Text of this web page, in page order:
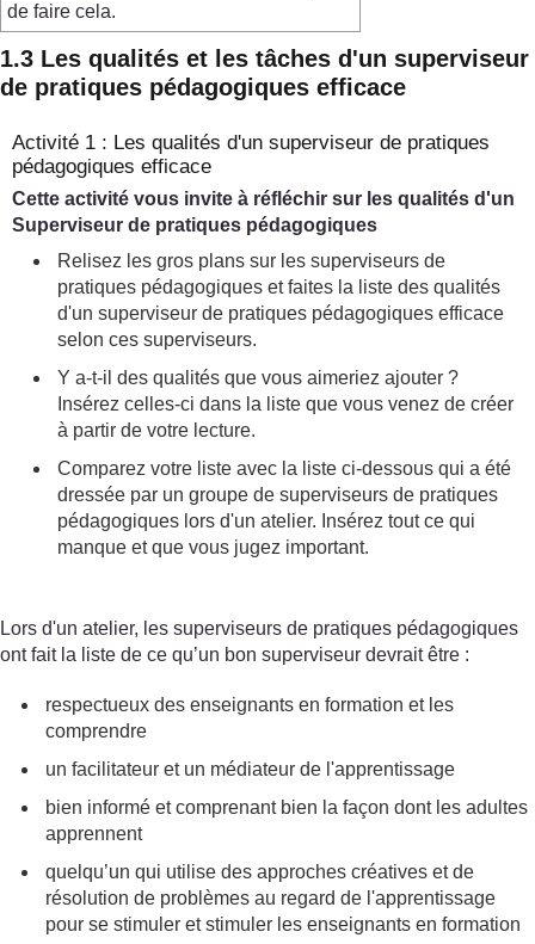
de faire cela.
1.3 Les qualités et les tâches d'un superviseur
de pratiques pédagogiques efficace
Activité 1 : Les qualités d'un superviseur de pratiques
pédagogiques efficace
Cette activité vous invite à réfléchir sur les qualités d'un
Superviseur de pratiques pédagogiques
Relisez les gros plans sur les superviseurs de
pratiques pédagogiques et faites la liste des qualités
d'un superviseur de pratiques pédagogiques efficace
selon ces superviseurs.
Y a-t-il des qualités que vous aimeriez ajouter ?
Insérez celles-ci dans la liste que vous venez de créer
à partir de votre lecture.
Comparez votre liste avec la liste ci-dessous qui a été
dressée par un groupe de superviseurs de pratiques
pédagogiques lors d'un atelier. Insérez tout ce qui
manque et que vous jugez important.
Lors d'un atelier, les superviseurs de pratiques pédagogiques
ont fait la liste de ce qu’un bon superviseur devrait être :
respectueux des enseignants en formation et les
comprendre
un facilitateur et un médiateur de l'apprentissage
bien informé et comprenant bien la façon dont les adultes
apprennent
quelqu’un qui utilise des approches créatives et de
résolution de problèmes au regard de l'apprentissage
pour se stimuler et stimuler les enseignants en formation